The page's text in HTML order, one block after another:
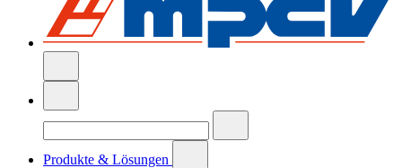
Produkte & Lösungen